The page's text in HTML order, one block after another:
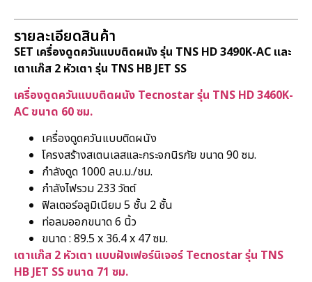
รายละเอียดสินค้า
SET เครื่องดูดควันแบบติดผนัง รุ่น TNS HD 3490K-AC และ
เตาแก๊ส 2 หัวเตา รุ่น TNS HB JET SS
เครื่องดูดควันแบบติดผนัง Tecnostar รุ่น TNS HD 3460K-
AC ขนาด 60 ซม.
เครื่องดูดควันแบบติดผนัง
โครงสร้างสเตนเลสและกระจกนิรภัย ขนาด 90 ซม.
กำลังดูด 1000 ลบ.ม./ชม.
กำลังไฟรวม 233 วัตต์
ฟิลเตอร์อลูมิเนียม 5 ชั้น 2 ชั้น
ท่อลมออกขนาด 6 นิ้ว
ขนาด : 89.5 x 36.4 x 47 ซม.
เตาแก๊ส 2 หัวเตา แบบฝังเฟอร์นิเจอร์ Tecnostar รุ่น TNS
HB JET SS ขนาด 71 ซม.